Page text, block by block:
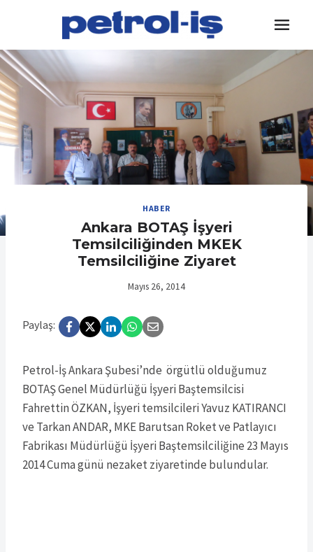
content
HABER
Ankara BOTAŞ İşyeri
Temsilciliğinden MKEK
Temsilciliğine Ziyaret
Mayıs 26, 2014
Paylaş:
Petrol-İş Ankara Şubesi’nde örgütlü olduğumuz
BOTAŞ Genel Müdürlüğü İşyeri Baştemsilcisi
Fahrettin ÖZKAN, İşyeri temsilcileri Yavuz KATIRANCI
ve Tarkan ANDAR, MKE Barutsan Roket ve Patlayıcı
Fabrikası Müdürlüğü İşyeri Baştemsilciliğine 23 Mayıs
2014 Cuma günü nezaket ziyaretinde bulundular.